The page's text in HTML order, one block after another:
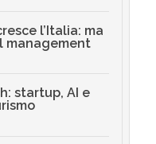
l’Italia: ma
management
startup, AI e